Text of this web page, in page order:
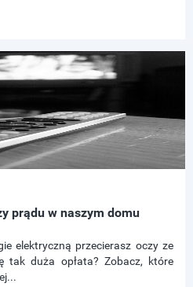
prądu w naszym domu
elektryczną przecierasz oczy ze
tak duża opłata? Zobacz, które